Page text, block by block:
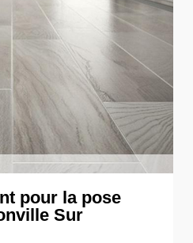
pour la pose
Sur